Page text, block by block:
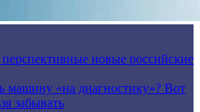
новые российские
машину «на диагностику»? Вот
забывать